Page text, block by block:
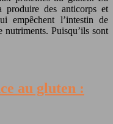
produire des anticorps et
empêchent l’intestin de
nutriments. Puisqu’ils sont
au gluten :